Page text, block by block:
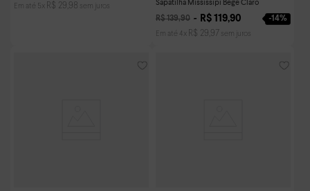
Em até 5 x R$ 29,98 sem juros Sapatilha Mississipi Bege Claro
R$139,90 R$ 119,90 -14%
Em até x R$ 29,97 sem juros